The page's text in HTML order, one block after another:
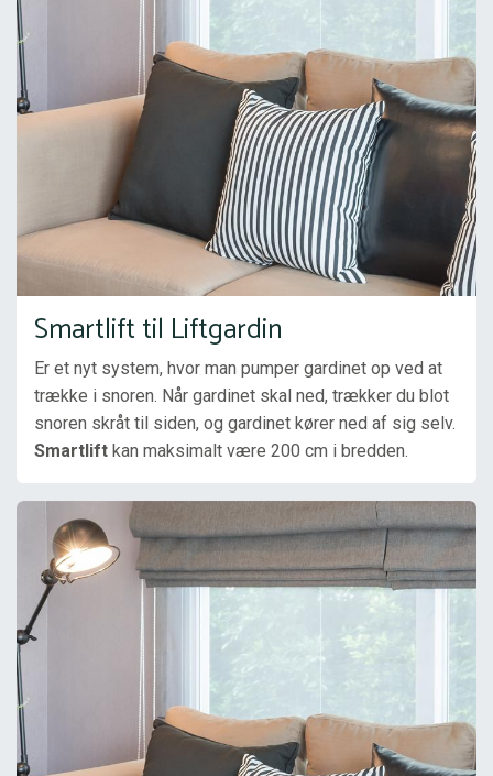
Smartlift til Liftgardin
Er et nyt system, hvor man pumper gardinet op ved at
trække i snoren. Når gardinet skal ned, trækker du blot
Smartlift kan maksimalt være 200 cm i bredden.